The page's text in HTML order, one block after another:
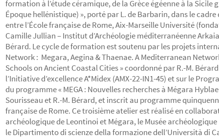
formation à l’étude céramique, de la Grèce égéenne à la Sicile
Époque hellénistique) », porté par L. de Barbarin, dans le
entre l’École française de Rome, Aix-Marseille Université
Camille Jullian – Institut d’Archéologie méditerranéenne
Bérard. Le cycle de formation est soutenu par les projets
Network : Megara, Aegina & Thaenae. A Mediterranean
Schools on Ancient Coastal Cities » coordonné par R.-M.
l’Initiative d’excellence A*Midex (AMX-22-IN1-45) et sur le
du programme « MEGA : Nouvelles recherches à Mégara
Sourisseau et R.-M. Bérard, et inscrit au programme
française de Rome. Ce troisième atelier est réalisé en
archéologique de Leontinoi et Mégara, le Musée
le Dipartimento di scienze della formazione dell’Università di